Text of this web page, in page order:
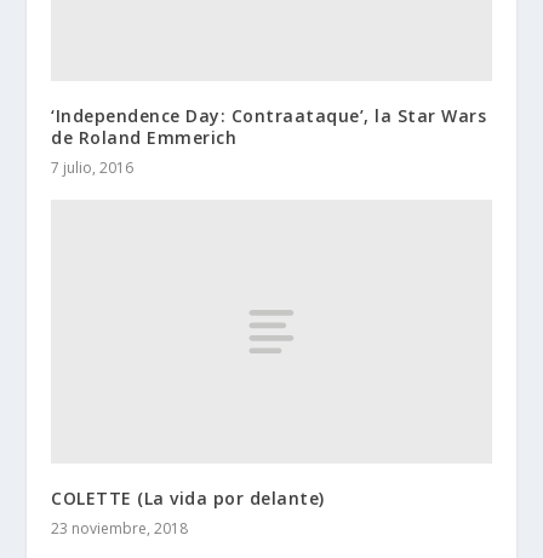
‘Independence Day: Contraataque’, la Star Wars
de Roland Emmerich
7 julio, 2016
COLETTE (La vida por delante)
23 noviembre, 2018